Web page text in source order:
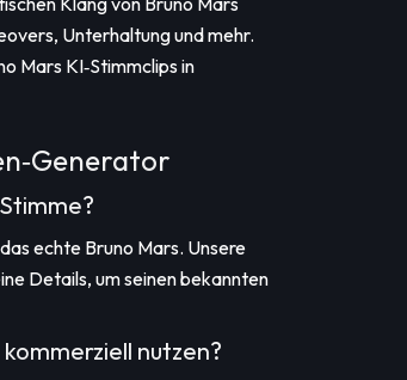
Unterhaltung und mehr.
Mars KI‑Stimmclips in
echte Bruno Mars. Unsere
Details, um seinen bekannten
nutzen?